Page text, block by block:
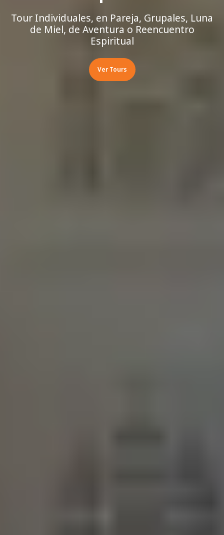
Tour Individuales, en Pareja, Grupales, Luna
de Miel, de Aventura o Reencuentro
Espiritual
Ver Tours